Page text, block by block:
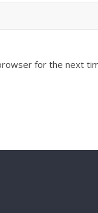
for the next